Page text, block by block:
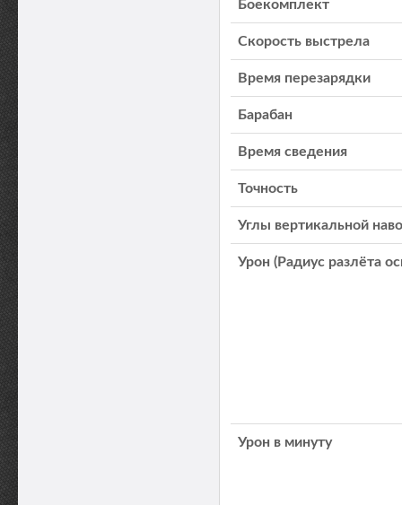
Боекомплект
Скорость выстрела
Время перезарядки
Барабан
Время сведения
Точность
Углы вертикальной
Урон (Радиус разлёта
Урон в минуту